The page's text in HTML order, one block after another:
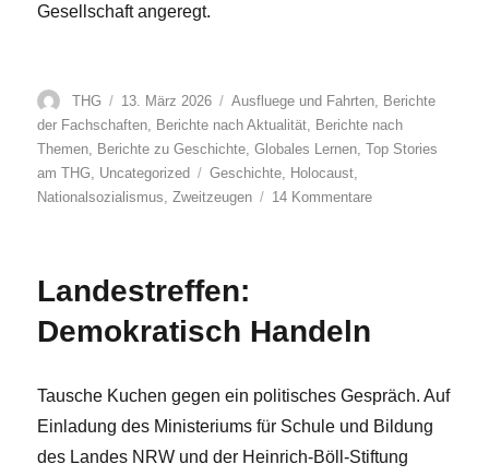
Gesellschaft angeregt.
Autor
THG
Veröffentlicht
am
13. März 2026 Kategorien
Ausfluege und Fahrten Berichte
der Fachschaften
Berichte nach Aktualität
Berichte nach
Themen
Berichte zu Geschichte ,Globales Lernen ,Top Stories
am THG
Uncategorized Schlagwörter
Geschichte Holocaust
Nationalsozialismus ,Zweitzeugen 14 Kommentarezu
Landestreffen:
Demokratisch Handeln
Tausche Kuchen gegen ein politisches Gespräch. Auf
Einladung des Ministeriums für Schule und Bildung
des Landes NRW und der Heinrich-Böll-Stiftung